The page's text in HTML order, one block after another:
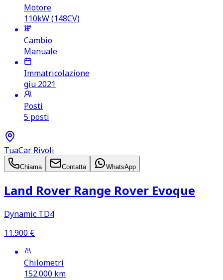
Motore
110kW (148CV)
Cambio
Manuale
Immatricolazione
giu 2021
Posti
5 posti
TuaCar Rivoli
Chiama Contatta WhatsApp
Land Rover Range Rover Evoque
Dynamic TD4
11.900 €
Chilometri
152.000 km